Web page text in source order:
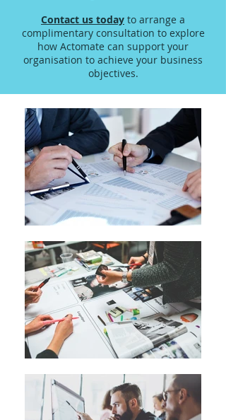
Contact us today to arrange a
complimentary consultation to explore
how Actomate can support your
organisation to achieve your business
objectives.